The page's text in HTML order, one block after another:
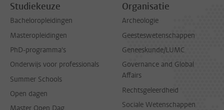
Studiekeuze
Bacheloropleidingen
Masteropleidingen
PhD-programma's
Onderwijs voor professionals
Summer Schools
Open dagen
Organisatie
Archeologie
Geesteswetenschappen
Geneeskunde/LUMC
Governance and Global
Affairs
Rechtsgeleerdheid
Sociale Wetenschappen